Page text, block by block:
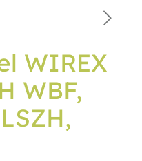
WIREX
WBF,